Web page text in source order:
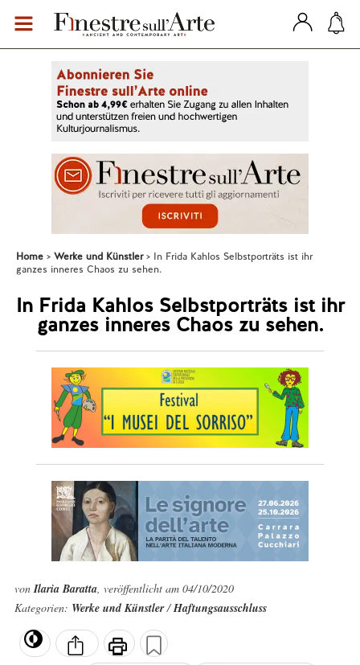
Home Werke und Künstler
In Frida Kahlos Selbstporträts ist ihr
ganzes inneres Chaos zu sehen.
In Frida Kahlos Selbstporträts ist ihr
ganzes inneres Chaos zu sehen.
vonIlaria Baratta, veröffentlicht am 04/10/2020
Kategorien: Werke und Künstler/Haftungsausschluss